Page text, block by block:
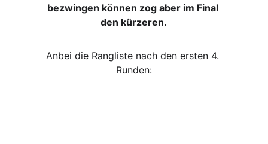
bezwingen können zog aber im Final
den kürzeren.
Anbei die Rangliste nach den ersten 4.
Runden: